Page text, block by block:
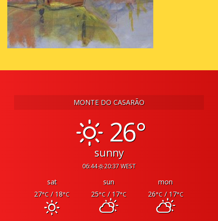
MONTE DO CASARÃO
26°
sunny
06:44 20:37 WEST
sat sun
mon
27°C/ 18°C 25°C/ 17°C 26°C/ 17°C